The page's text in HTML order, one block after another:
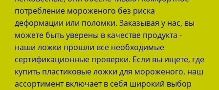
потребление мороженого без риска
деформации или поломки. Заказывая у нас, вы
можете быть уверены в качестве продукта -
наши ложки прошли все необходимые
сертификационные проверки. Если вы ищете, где
купить пластиковые ложки для мороженого, наш
ассортимент включает в себя широкий выбор